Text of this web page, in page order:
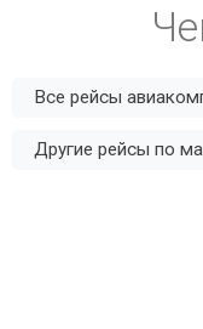
Все рейсы
Другие рейсы по